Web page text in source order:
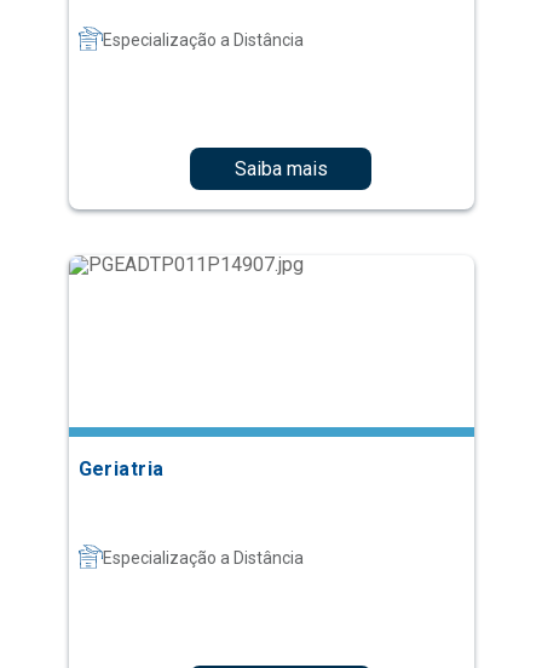
Especialização a Distância
Saiba mais
Geriatria
Especialização a Distância